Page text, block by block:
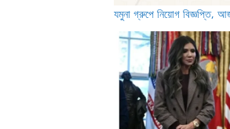
যমুনা গ্রুপে নিয়োগ বিজ্ঞপ্তি,